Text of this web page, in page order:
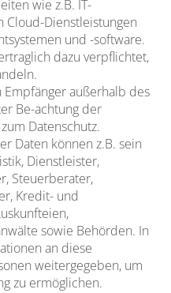
wie z.B. IT-
Cloud-Dienstleistungen
und -software.
dazu verpflichtet,
Empfänger außerhalb des
Be-achtung der
Datenschutz.
Daten können z.B. sein
Dienstleister,
Steuerberater,
Kredit- und
sowie Behörden. In
an diese
weitergegeben, um
zu ermöglichen.